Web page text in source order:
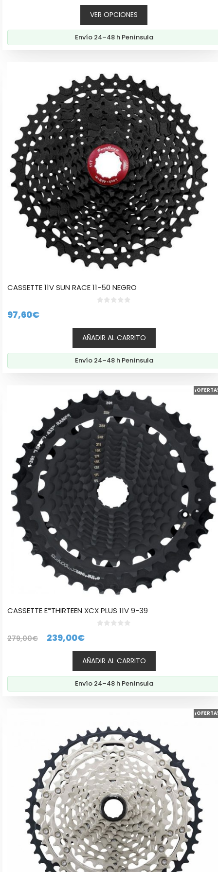
5
era:
239,00€.
precio
actual
es:
207,60€.
VER OPCIONES
Envío 24–48 h Península
CASSETTE 11V SUN RACE 11-50 NEGRO
5
97,60€
AÑADIR AL CARRITO
Envío 24–48 h Península
CASSETTE E*THIRTEEN XCX PLUS 11V 9-39
279,00€
El
precio
original
era:
279,00€.
239,00€El
precio
actual
es:
239,00€.
AÑADIR AL CARRITO
Envío 24–48 h Península